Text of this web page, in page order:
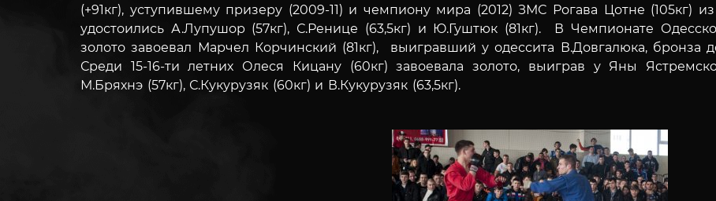
(+91кг), уступившему призеру (2009-11) и чемпиону мира (2012) ЗМС Рогава Цотне (105кг)
удостоились А.Лупушор (57кг), С.Ренице (63,5кг) и Ю.Гуштюк (81кг).
В Чемпионате
золото завоевал Марчел Корчинский (81кг), выигравший у одессита В.Довгалюка, бронза
Среди 15-16-ти летних Олеся Кицану (60кг) завоевала золото, выиграв у Яны
М.Бряхнэ (57кг), С.Кукурузяк (60кг) и В.Кукурузяк (63,5кг).